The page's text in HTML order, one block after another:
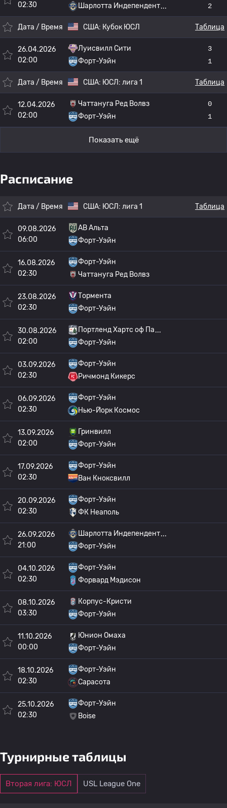
02:30
Шарлотта Индепендент
2
Дата / Время США: Кубок ЮСЛ Таблица
26.04.2026
02:00
Луисвилл Сити
Форт-Уэйн
3
1
Дата / Время США: ЮСЛ: лига 1 Таблица
12.04.2026
02:00
Чаттануга Ред Волвз
Форт-Уэйн
0
1
Показать ещё
Расписание
Дата / Время США: ЮСЛ: лига 1 Таблица
09.08.2026
06:00
АВ Альта
Форт-Уэйн
16.08.2026
02:30
Форт-Уэйн
Чаттануга Ред Волвз
23.08.2026
02:30
Тормента
Форт-Уэйн
30.08.2026
02:00
Портленд Хартс оф Па
Форт-Уэйн
03.09.2026
02:30
Форт-Уэйн
Ричмонд Кикерс
06.09.2026
02:30
Форт-Уэйн
Нью-Йорк Космос
13.09.2026
02:00
Гринвилл
Форт-Уэйн
17.09.2026
02:30
Форт-Уэйн
Ван Кноксвилл
20.09.2026
02:30
Форт-Уэйн
ФК Неаполь
26.09.2026
21:00
Шарлотта Индепендент
Форт-Уэйн
04.10.2026
02:30
Форт-Уэйн
Форвард Мэдисон
08.10.2026
03:30
Корпус-Кристи
Форт-Уэйн
11.10.2026
00:00
Юнион Омаха
Форт-Уэйн
18.10.2026
02:30
Форт-Уэйн
Сарасота
25.10.2026
02:30
Форт-Уэйн
Boise
Турнирные таблицы
Вторая лига: ЮСЛ USL League One